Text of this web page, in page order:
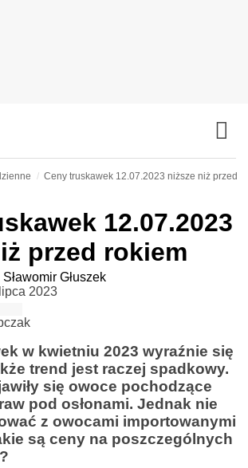
Ceny truskawek 12.07.2023 niższe niż przed
12.07.2023
przed rokiem
Sławomir Głuszek
2023
w kwietniu 2023 wyraźnie się
trend jest raczej spadkowy.
się owoce pochodzące
pod osłonami. Jednak nie
z owocami importowanymi
są ceny na poszczególnych